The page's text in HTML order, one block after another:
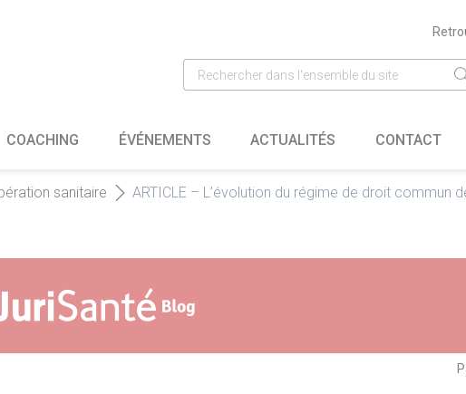
COACHING ÉVÉNEMENTS ACTUALITÉS CONTACT
sanitaire
ARTICLE – L’évolution du régime de droit commun